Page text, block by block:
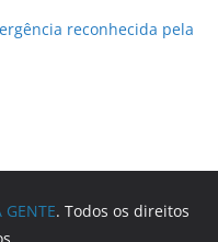
reconhecida pela
. Todos os direitos